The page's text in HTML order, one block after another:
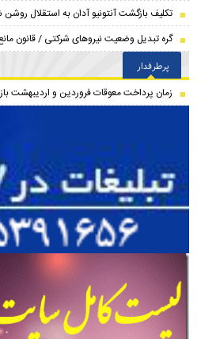
تکلیف بازگشت آنتونیو آدان به استقلال
گره تبدیل وضعیت نیروهای شرکتی / قانون
پرطرفدار
زمان پرداخت معوقات فروردین و اردیبهشت